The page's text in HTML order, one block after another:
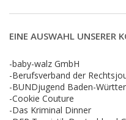
EINE AUSWAHL UNSERER
-baby-walz GmbH
-Berufsverband der
-BUNDjugend Baden-
-Cookie Couture
-Das Kriminal Dinner